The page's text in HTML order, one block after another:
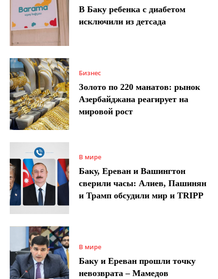
В Баку ребенка с диабетом
исключили из детсада
Бизнес
Золото по 220 манатов: рынок
Азербайджана реагирует на
мировой рост
В мире
Баку, Ереван и Вашингтон
сверили часы: Алиев, Пашинян
и Трамп обсудили мир и TRIPP
В мире
Баку и Ереван прошли точку
невозврата – Мамедов